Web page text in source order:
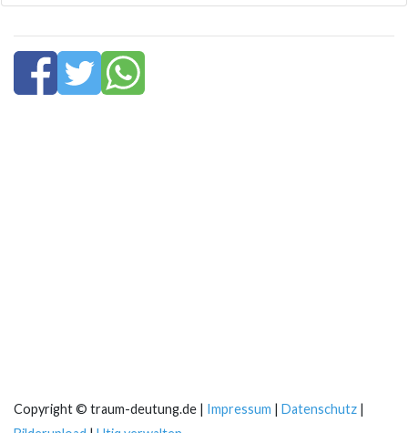
Copyright © traum-deutung.de | Impressum | Datenschutz |